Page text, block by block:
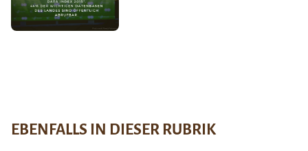
EBENFALLS IN DIESER RUBRIK